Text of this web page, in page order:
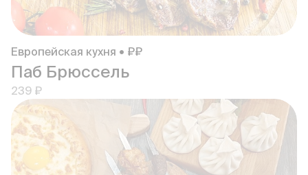
Европейская кухня • ₽₽
Паб Брюссель
239 ₽